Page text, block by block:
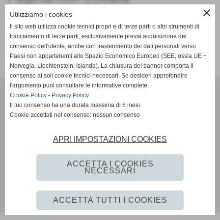
sito web. È stata rimossa o modificata.
Vai alla home page del sito internet
VOLLEY MARENO A.S.D.
VIA CONTI AGOSTI 76 - Mareno di piave (Treviso)
P.I. 02199710266 C.F 91004960265
Mail PEC:volleymareno.aruba@pec.it
Privacy Policy-Cookie Policy
Realizzazione siti web www.sitoper.it
close
Utilizziamo i cookies
Il sito web utilizza cookie tecnici propri e di terze parti o altri strumenti di
tracciamento di terze parti, esclusivamente previa acquisizione del
consenso dell'utente, anche con trasferimento dei dati personali verso
Paesi non appartenenti allo Spazio Economico Europeo (SEE, ossia UE +
Norvegia, Liechtenstein, Islanda). La chiusura del banner comporta il
consenso ai soli cookie tecnici necessari. Se desideri approfondire
l'argomento puoi consultare le informative complete.
Cookie Policy - Privacy Policy
Il tuo consenso ha una durata massima di 6 mesi.
Cookie accettati nel consenso: nessun consenso
APRI IMPOSTAZIONI COOKIES
ACCETTA I COOKIES
NECESSARI
ACCETTA TUTTI I COOKIES